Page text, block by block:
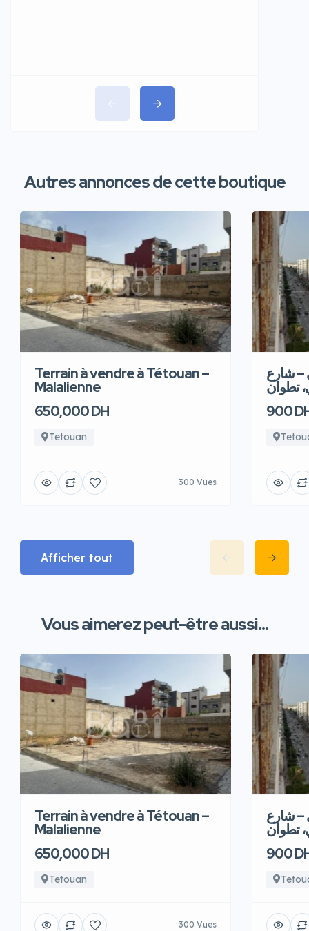
Autres annonces de cette boutique
Terrain à vendre à Tétouan –
Malalienne
650,000 DH
Tetouan
300 Vues
– شارع
تطوان
900
Afficher tout
Vous aimerez peut-être aussi...
Terrain à vendre à Tétouan –
Malalienne
650,000 DH
Tetouan
300 Vues
– شارع
تطوان
900